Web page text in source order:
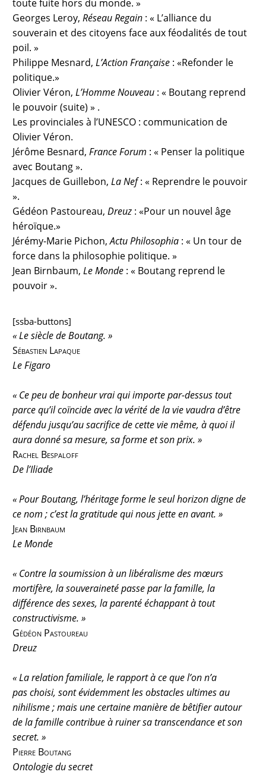
toute fuite hors du monde. »
Georges Leroy,Réseau Regain : « L’alliance du
souverain et des citoyens face aux féodalités de tout
poil. »
Philippe Mesnard,L’Action Française : «Refonder le
politique.»
Olivier Véron,L’Homme Nouveau : « Boutang reprend
le pouvoir (suite) » .
Les provinciales à l’UNESCO : communication de
Olivier Véron.
Jérôme Besnard,France Forum : « Penser la politique
avec Boutang ».
Jacques de Guillebon,La Nef: « Reprendre le pouvoir
».
Gédéon Pastoureau,Dreuz : «Pour un nouvel âge
héroïque.»
Jérémy-Marie Pichon,Actu Philosophia : « Un tour de
force dans la philosophie politique. »
Jean Birnbaum,Le Monde : « Boutang reprend le
pouvoir ».
[ssba-buttons]
« Le siècle de Boutang. »
Sébastien Lapaque
Le Figaro
« Ce peu de bonheur vrai qui importe par-dessus tout
parce qu’il coïncide avec la vérité de la vie vaudra d’être
défendu jusqu’au sacrifice de cette vie même, à quoi il
aura donné sa mesure, sa forme et son prix. »
Rachel Bespaloff
De l’Iliade
« Pour Boutang, l’héritage forme le seul horizon digne de
ce nom ; c’est la gratitude qui nous jette en avant. »
Jean Birnbaum
Le Monde
« Contre la soumission à un libéralisme des mœurs
mortifère, la souveraineté passe par la famille, la
différence des sexes, la parenté échappant à tout
constructivisme. »
Gédéon Pastoureau
Dreuz
« La relation familiale, le rapport à ce que l’on n’a
paschoisi, sont évidemment les obstacles ultimes au
nihilisme ; mais une certaine manière de bêtifier autour
de la famille contribue à ruiner sa transcendance et son
secret. »
Pierre Boutang
Ontologie du secret